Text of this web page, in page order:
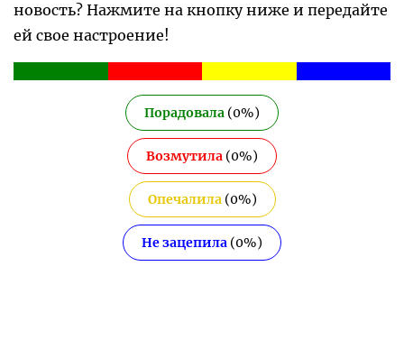
новость? Нажмите на кнопку ниже и передайте
ей свое настроение!
Порадовала (0%)
Возмутила (0%)
Опечалила(0%)
Не зацепила (0%)